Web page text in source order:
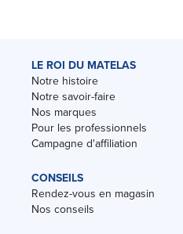
LE ROI DU MATELAS
Notre histoire
Notre savoir-faire
Nos marques
Pour les professionnels
Campagne d'affiliation
CONSEILS
Rendez-vous en magasin
Nos conseils